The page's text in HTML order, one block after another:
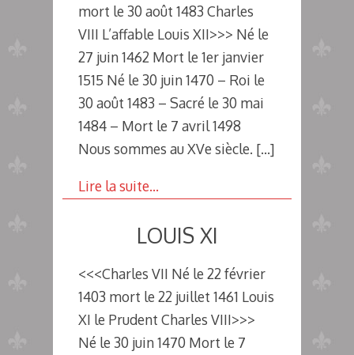
mort le 30 août 1483 Charles
VIII L’affable Louis XII>>> Né le
27 juin 1462 Mort le 1er janvier
1515 Né le 30 juin 1470 – Roi le
30 août 1483 – Sacré le 30 mai
1484 – Mort le 7 avril 1498
Nous sommes au XVe siècle. […]
Lire la suite…
LOUIS XI
<<<Charles VII Né le 22 février
1403 mort le 22 juillet 1461 Louis
XI le Prudent Charles VIII>>>
Né le 30 juin 1470 Mort le 7